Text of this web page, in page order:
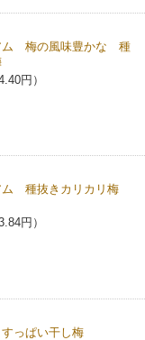
）
限定）
ーク」（店舗限定）
ム 梅の風味豊かな 種
円）
ム 種抜きカリカリ梅
円）
っぱい干し梅